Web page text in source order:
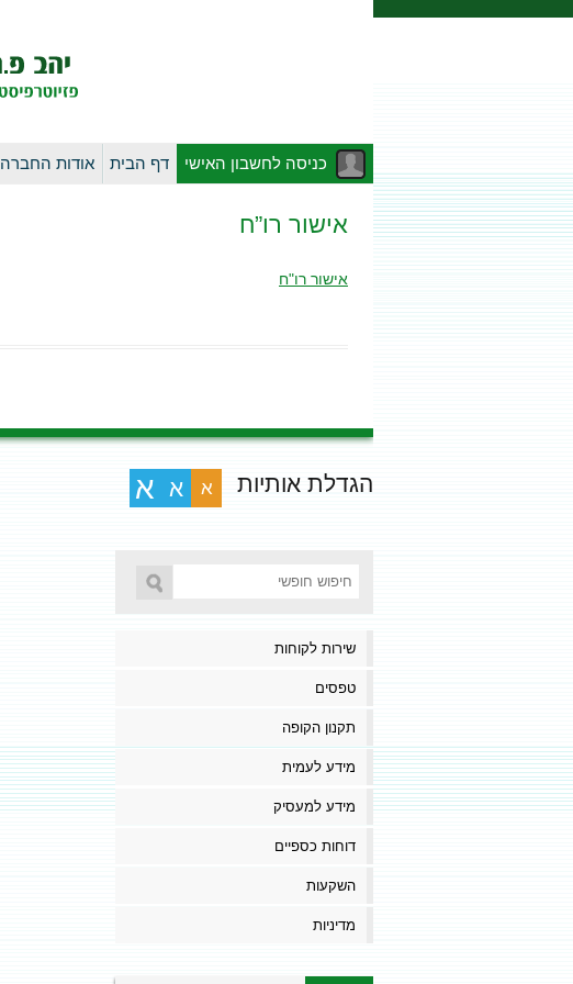
כניסה לחשבון האישי דף הבית אודות החברה
אישור רו”ח
אישור רו"ח
הגדלת אותיות א א א
שירות לקוחות
טפסים
תקנון הקופה
מידע לעמית
מידע למעסיק
דוחות כספיים
השקעות
מדיניות